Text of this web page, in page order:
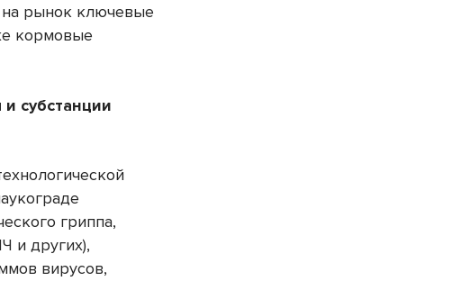
на рынок ключевые
кормовые
субстанции
гриппа,
и других),
вирусов,